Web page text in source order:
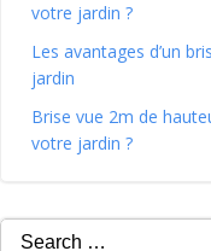
votre jardin ?
Les avantages d’un
jardin
Brise vue 2m de
votre jardin ?